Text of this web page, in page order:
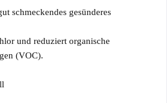
schmeckendes gesünderes
und reduziert organische
(VOC).